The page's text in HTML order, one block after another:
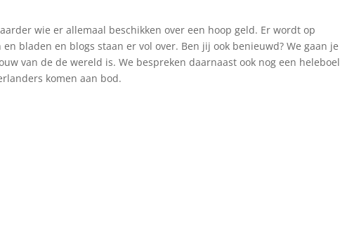
wie er allemaal beschikken over een hoop geld. Er wordt op
bladen en blogs staan er vol over. Ben jij ook benieuwd? We gaan je
van de de wereld is. We bespreken daarnaast ook nog een heleboel
komen aan bod.